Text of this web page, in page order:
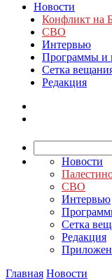
Новости
Конфликт на
СВО
Интервью
Программы и
Сетка
Редакция
Новости
СВО
Интервью
Сетка
Редакция
Главная Новости